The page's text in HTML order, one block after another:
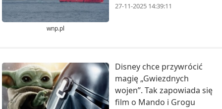
wnp.pl
27-11-2025 14:39:11
Disney chce przywrócić
magię „Gwiezdnych
wojen”. Tak zapowiada się
film o Mando i Grogu